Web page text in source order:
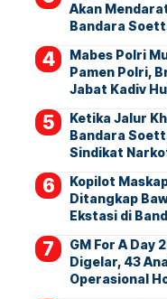
Akan
Bandara
Mabes Polri
Pamen Polri,
Jabat Kadiv
Ketika Jalur
Bandara
Sindikat
Kopilot
Ditangkap
Ekstasi di
GM For A Day
Digelar, 43
Operasional